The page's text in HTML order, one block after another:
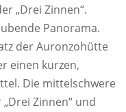
„Drei Zinnen“.
Panorama.
der Auronzohütte
einen kurzen,
Die mittelschwere
Zinnen“ und